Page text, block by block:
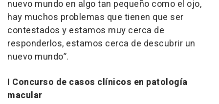
nuevo mundo en algo tan pequeño como el ojo,
hay muchos problemas que tienen que ser
contestados y estamos muy cerca de
responderlos, estamos cerca de descubrir un
nuevo mundo”.
I Concurso de casos clínicos en patología
macular